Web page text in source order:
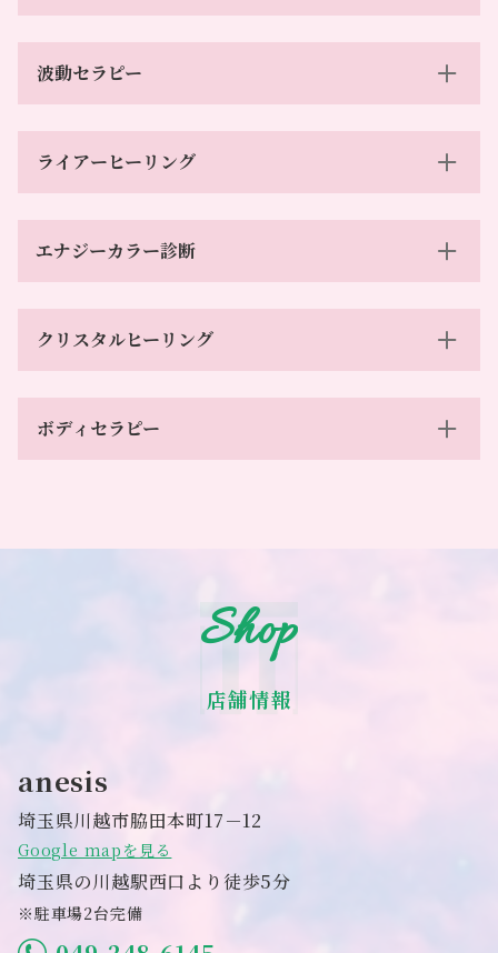
波動セラピー
ライアーヒーリング
エナジーカラー診断
クリスタルヒーリング
ボディセラピー
Shop
店舗情報
anesis
埼玉県川越市脇田本町17－12
Google mapを見る
埼玉県の川越駅西口より徒歩5分
※駐車場2台完備